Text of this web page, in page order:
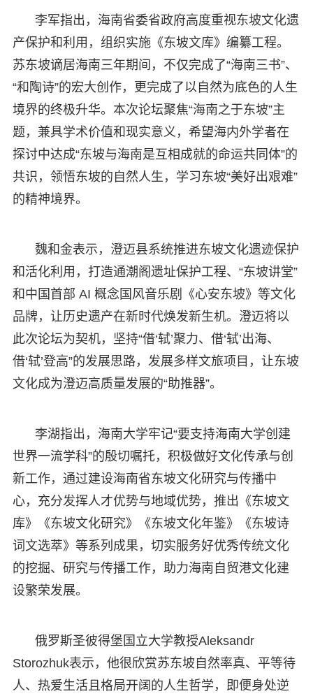
李军指出，海南省委省政府高度重视东坡文化遗
产保护和利用，组织实施《东坡文库》编纂工程。
苏东坡谪居海南三年期间，不仅完成了“海南三书”、
“和陶诗”的宏大创作，更完成了以自然为底色的人生
境界的终极升华。本次论坛聚焦“海南之于东坡”主
题，兼具学术价值和现实意义，希望海内外学者在
探讨中达成“东坡与海南是互相成就的命运共同体”的
共识，领悟东坡的自然人生，学习东坡“美好出艰难”
的精神境界。
魏和金表示，澄迈县系统推进东坡文化遗迹保护
和活化利用，打造通潮阁遗址保护工程、“东坡讲堂”
和中国首部 AI 概念国风音乐剧《心安东坡》等文化
品牌，让历史遗产在新时代焕发新生机。澄迈将以
此次论坛为契机，坚持“借‘轼’聚力、借‘轼’出海、
借‘轼’登高”的发展思路，发展多样文旅项目，让东坡
文化成为澄迈高质量发展的“助推器”。
李湖指出，海南大学牢记“要支持海南大学创建
世界一流学科”的殷切嘱托，积极做好文化传承与创
新工作，通过建设海南省东坡文化研究与传播中
心，充分发挥人才优势与地域优势，推出《东坡文
库》《东坡文化研究》《东坡文化年鉴》《东坡诗
词文选萃》等系列成果，切实服务好优秀传统文化
的挖掘、研究与传播工作，助力海南自贸港文化建
设繁荣发展。
俄罗斯圣彼得堡国立大学教授Aleksandr
Storozhuk表示，他很欣赏苏东坡自然率真、平等待
人、热爱生活且格局开阔的人生哲学，即便身处逆